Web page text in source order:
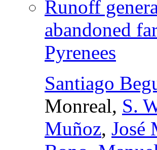
Runoff
abandoned
Pyrenees
Santiago
Monreal, S.
Muñoz, José